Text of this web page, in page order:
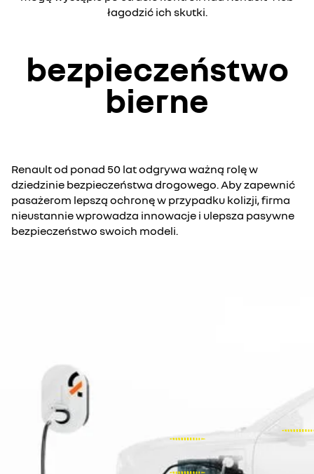
łagodzić ich skutki.
bezpieczeństwo
bierne
Renault od ponad 50 lat odgrywa ważną rolę w
dziedzinie bezpieczeństwa drogowego. Aby zapewnić
pasażerom lepszą ochronę w przypadku kolizji, firma
nieustannie wprowadza innowacje i ulepsza pasywne
bezpieczeństwo swoich modeli.